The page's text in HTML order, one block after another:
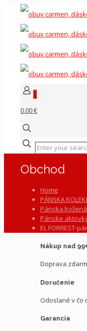
0
0.00 €
Obchod
Home
PÁNSKA
Pánska
Pánske
EL FORREST-
Nákup nad
Doprava
Doručenie
Odoslané v čo
Garancia